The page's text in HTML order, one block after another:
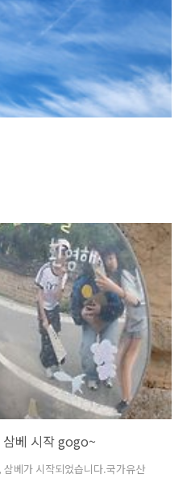
베 시작 gogo~
베가 시작되었습니다.국가유산